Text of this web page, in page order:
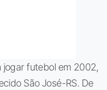
jogar futebol em 2002,
São José-RS. De